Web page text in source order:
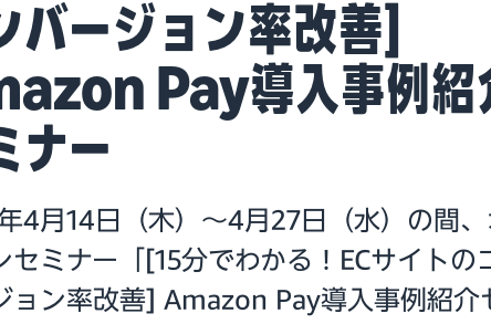
バージョン率改善]
Pay導入事例紹
ナー
4月14日（木）～4月27日（水）の間、
セミナー「[15分でわかる！ECサイトの
ョン率改善] Amazon Pay導入事例紹介